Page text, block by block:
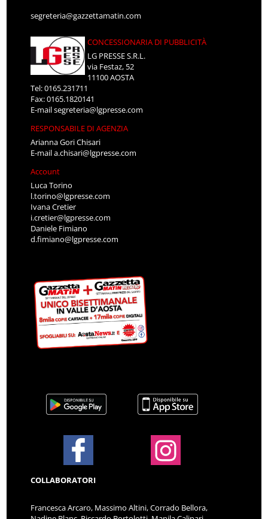
segreteria@gazzettamatin.com
CONCESSIONARIA DI PUBBLICITÀ
LG PRESSE S.R.L.
via Festaz, 52
11100 AOSTA
Tel: 0165.231711
Fax: 0165.1820141
E-mailsegreteria@lgpresse.com
RESPONSABILE DI AGENZIA
Arianna Gori Chisari
E-maila.chisari@lgpresse.com
Account
Luca Torino
l.torino@lgpresse.com
Ivana Cretier
i.cretier@lgpresse.com
Daniele Fimiano
d.fimiano@lgpresse.com
COLLABORATORI
Francesca Arcaro, Massimo Altini, Corrado Bellora,